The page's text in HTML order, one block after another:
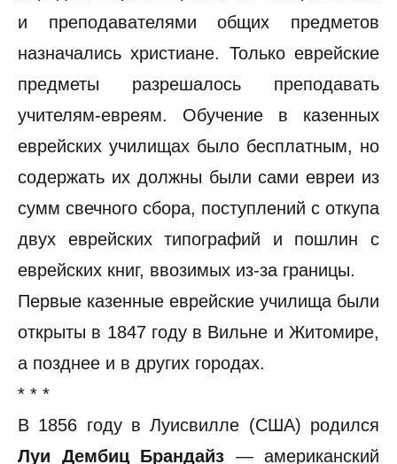
и преподавателями общих предметов
назначались христиане. Только еврейские
предметы разрешалось преподавать
учителям-евреям. Обучение в казенных
еврейских училищах было бесплатным, но
содержать их должны были сами евреи из
сумм свечного сбора, поступлений с откупа
двух еврейских типографий и пошлин с
еврейских книг, ввозимых из-за границы.
Первые казенные еврейские училища были
открыты в 1847 году в Вильне и Житомире,
а позднее и в других городах.
* * *
В 1856 году в Луисвилле (США) родился
Луи Дембиц Брандайз — американский